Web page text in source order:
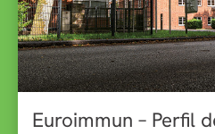
Euroimmun – Perfil